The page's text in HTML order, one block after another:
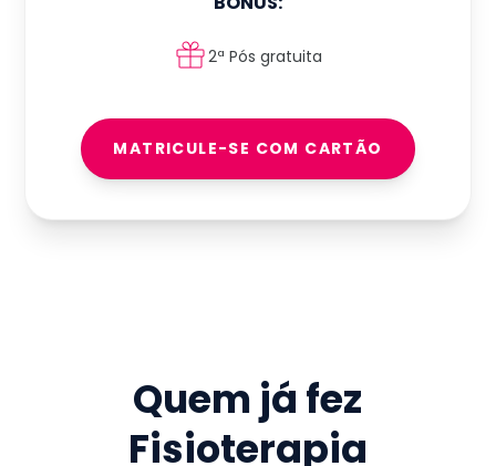
2ª Pós gratuita
MATRICULE-SE COM CARTÃO
Quem já fez
Fisioterapia